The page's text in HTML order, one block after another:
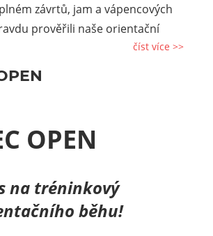
závrtů, jam a vápencových
prověřili naše orientační
číst více >>
OPEN
na tréninkový
běhu!